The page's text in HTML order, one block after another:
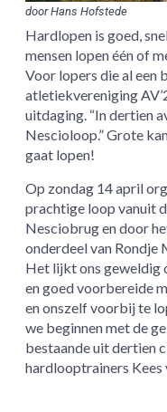
door Hans Hofstede
Hardlopen is goed,
mensen lopen één of
Voor lopers die al een
atletiekvereniging
uitdaging. “In dertien
Nescioloop.” Grote
gaat lopen!
Op zondag 14 april
prachtige loop vanuit
Nesciobrug en door
onderdeel van Rondje
Het lijkt ons geweldig
en goed voorbereide
en onszelf voorbij te
we beginnen met de
bestaande uit dertien
hardlooptrainers Kees